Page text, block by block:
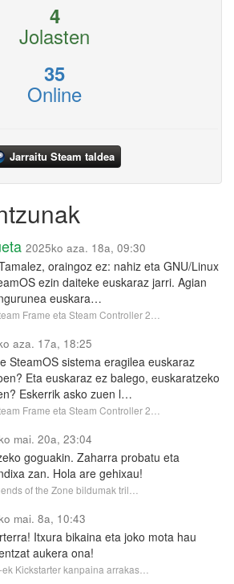
4
Jolasten
35
Online
Jarraitu Steam taldea
2025ko aza. 18a, 09:30
oraingoz ez: nahiz eta GNU/Linux
ezin daiteke euskaraz jarri. Agian
euskara…
Frame eta Steam Controller 2…
aza. 17a, 18:25
SteamOS sistema eragilea euskaraz
Eta euskaraz ez balego, euskaratzeko
Eskerrik asko zuen l…
Frame eta Steam Controller 2…
mai. 20a, 23:04
goguakin. Zaharra probatu eta
zan. Hola are gehixau!
of the Zone bildumak tril…
mai. 8a, 10:43
Itxura bikaina eta joko mota hau
aukera ona!
Kickstarter kanpaina arrakas…